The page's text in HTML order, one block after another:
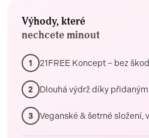
Výhody, které
nechcete minout
1 21FREE Koncept – bez
2 Dlouhá výdrž díky
3 Veganské & šetrné složení,